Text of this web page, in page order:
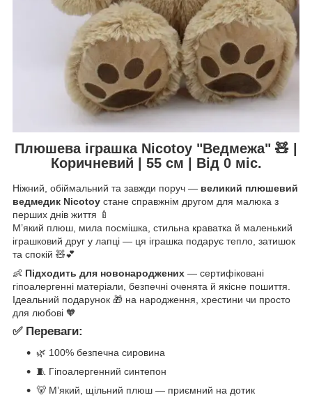
Плюшева іграшка Nicotoy "Ведмежа" 🧸 |
Коричневий | 55 см | Від 0 міс.
Ніжний, обіймальний та завжди поруч — великий плюшевий
ведмедик Nicotoy стане справжнім другом для малюка з
перших днів життя 🍼
М’який плюш, мила посмішка, стильна краватка й маленький
іграшковий друг у лапці — ця іграшка подарує тепло, затишок
та спокій 🧸💕
👶 Підходить для новонароджених — сертифіковані
гіпоалергенні матеріали, безпечні оченята й якісне пошиття.
Ідеальний подарунок 🎁 на народження, хрестини чи просто
для любові 🧡
✅ Переваги:
🌿 100% безпечна сировина
🧵 Гіпоалергенний синтепон
🐻 М’який, щільний плюш — приємний на дотик